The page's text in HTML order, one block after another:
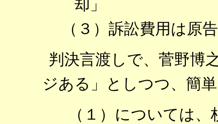
却」
（３）訴訟費用は原
判決言渡しで、菅野博
ジある」としつつ、簡
（１）については